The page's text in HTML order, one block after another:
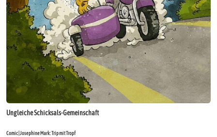
Ungleiche Schicksals-Gemeinschaft
Comic | Josephine Mark: Trip mit Tropf